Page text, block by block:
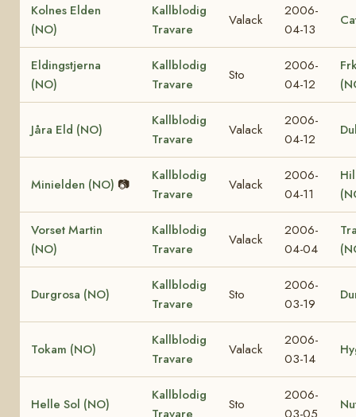
Kolnes Elden
(NO)
Kallblodig
Travare
Valack
2006-
04-13
Eldingstjerna
(NO)
Kallblodig
Travare
Sto
2006-
04-12
Jåra Eld (NO)
Kallblodig
Travare
Valack
2006-
04-12
Minielden (NO) 📷
Kallblodig
Travare
Valack
2006-
04-11
Vorset Martin
(NO)
Kallblodig
Travare
Valack
2006-
04-04
Durgrosa (NO)
Kallblodig
Travare
Sto
2006-
03-19
Tokam (NO)
Kallblodig
Travare
Valack
2006-
03-14
Helle Sol (NO)
Kallblodig
Travare
Sto
2006-
03-05